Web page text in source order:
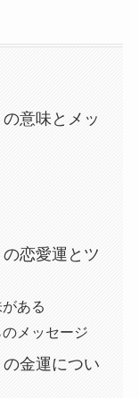
意味とメッ
恋愛運とツ
ある
メッセージ
金運につい